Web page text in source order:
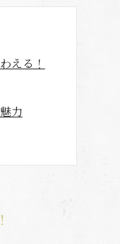
える！
力
料理